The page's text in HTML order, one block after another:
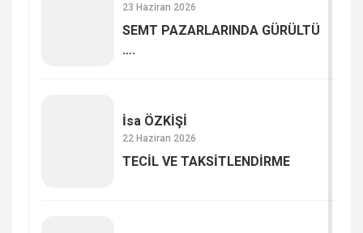
23 Haziran 2026
SEMT PAZARLARINDA GÜRÜLTÜ
….
İsa ÖZKİŞİ
22 Haziran 2026
TECİL VE TAKSİTLENDİRME